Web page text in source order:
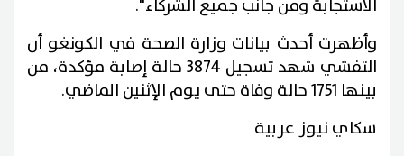
الاستجابة ومن جانب جميع الشركاء".
وأظهرت أحدث بيانات وزارة الصحة في الكونغو أن
التفشي شهد تسجيل 3874 حالة إصابة مؤكدة، من
بينها 1751 حالة وفاة حتى يوم الإثنين الماضي.
سكاي نيوز عربية